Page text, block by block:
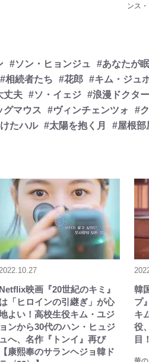
ンス
#ソン・ヒョンジュ
#あなたが
#相続者たち #花郎 #キム・ジュ
丈夫 #ソ・イェジ #浪漫ドクタ
グマウス #ヴィンチェンツォ
#
たハル #太陽を抱く月 #屋根部
Netflix映画『20世紀のキミ』
は「ヒロインの引継ぎ」が心
よい！高校生役キム・ユジ
ョンから30代のハン・ヒュジ
ュへ、名作『トンイ』再び
【康熙奉のサランヘジョ韓ド
韓
プ
キ
役
目！